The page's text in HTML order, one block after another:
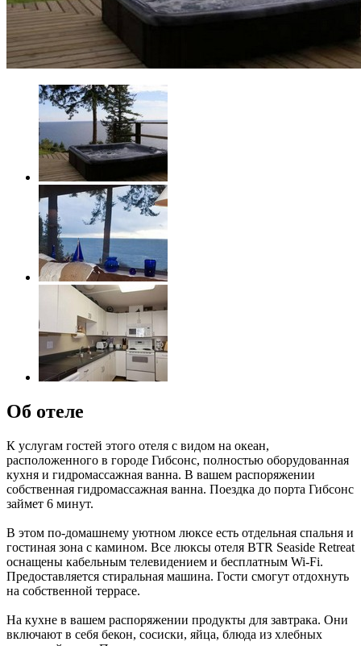
Об отеле
К услугам гостей этого отеля с видом на океан,
расположенного в городе Гибсонс, полностью оборудованная
кухня и гидромассажная ванна. В вашем распоряжении
собственная гидромассажная ванна. Поездка до порта Гибсонс
займет 6 минут.
В этом по-домашнему уютном люксе есть отдельная спальня и
гостиная зона с камином. Все люксы отеля BTR Seaside Retreat
оснащены кабельным телевидением и бесплатным Wi-Fi.
Предоставляется стиральная машина. Гости смогут отдохнуть
на собственной террасе.
На кухне в вашем распоряжении продукты для завтрака. Они
включают в себя бекон, сосиски, яйца, блюда из хлебных